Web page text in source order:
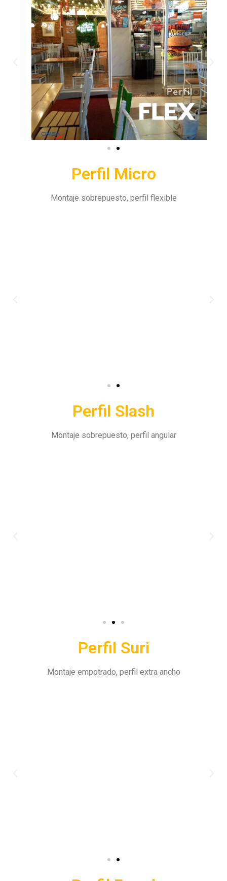
Perfil Micro
Montaje sobrepuesto, perfil flexible
Perfil Slash
Montaje sobrepuesto, perfil angular
Perfil Suri
Montaje empotrado, perfil extra ancho